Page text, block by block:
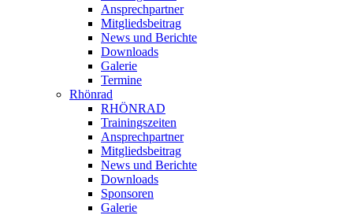
Ansprechpartner
Mitgliedsbeitrag
News und Berichte
Downloads
Galerie
Termine
Rhönrad
RHÖNRAD
Trainingszeiten
Ansprechpartner
Mitgliedsbeitrag
News und Berichte
Downloads
Sponsoren
Galerie